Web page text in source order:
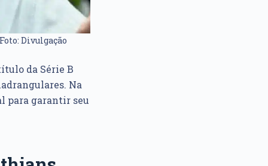
Divulgação
da Série B
Na
para garantir seu